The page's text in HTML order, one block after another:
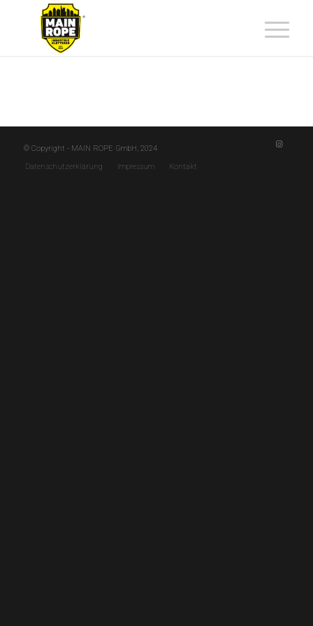
© Copyright - MAIN ROPE GmbH, 2024
Datenschutzerklärung
Impressum Kontakt